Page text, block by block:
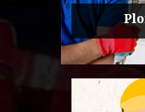
38 Urgence